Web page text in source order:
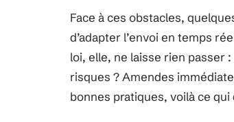
Face à ces obstacles,
d’adapter l’envoi en temps
loi, elle, ne laisse rien passer
risques ? Amendes
bonnes pratiques, voilà ce